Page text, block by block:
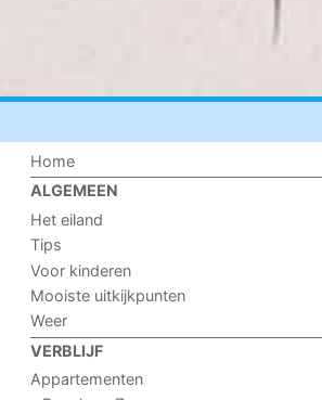
Home
ALGEMEEN
Het eiland
Tips
Voor kinderen
Mooiste uitkijkpunten
Weer
VERBLIJF
Appartementen